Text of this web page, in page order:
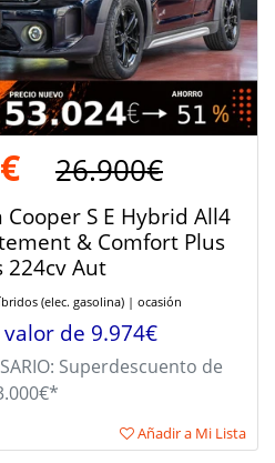
26.900€
S E Hybrid All4
& Comfort Plus
224cv Aut
(elec. gasolina) | ocasión
de 9.974€
Superdescuento de
Añadir a Mi Lista